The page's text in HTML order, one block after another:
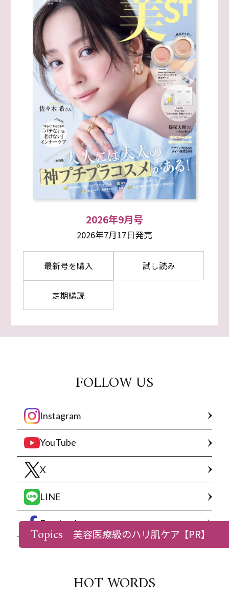
2026年9月号
2026年7月17日発売
最新号を購入 試し読み
定期購読
FOLLOW US
Instagram
YouTube
X
LINE
Facebook
HOT WORDS
Topics 美容医療級のハリ肌ケア【PR】